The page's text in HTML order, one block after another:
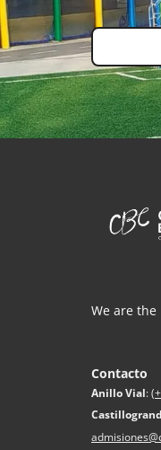
We are the
Contacto
Anillo Vial: